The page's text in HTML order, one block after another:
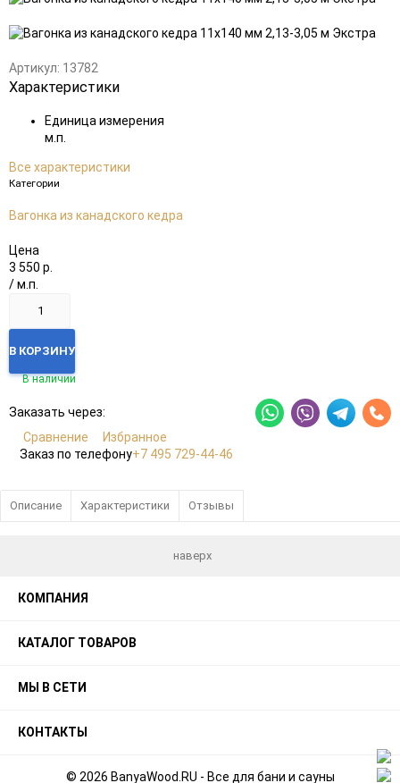
в
к
Артикул: 13782
Характеристики
Единица измерения
м.п.
Все характеристики
Категории
Вагонка из канадского кедра
Цена
3 550 р.
/ м.п.
В КОРЗИНУ
В наличии
Заказать через:
Сравнение
Избранное
Заказ по телефону+7 495 729-44-46
Описание Характеристики Отзывы
наверх
КОМПАНИЯ
КАТАЛОГ ТОВАРОВ
МЫ В СЕТИ
КОНТАКТЫ
© 2026 BanyaWood.RU - Все для бани и сауны